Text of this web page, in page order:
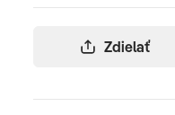
Zdielať